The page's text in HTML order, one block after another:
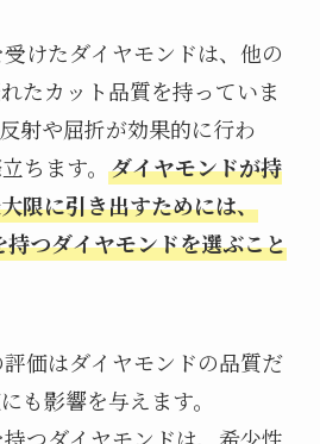
けたダイヤモンドは、他の
たカット品質を持っていま
射や屈折が効果的に行わ
ちます。 ダイヤモンドが持
限に引き出すためには、
つダイヤモンドを選ぶこと
価はダイヤモンドの品質だ
も影響を与えます。
つダイヤモンドは、希少性